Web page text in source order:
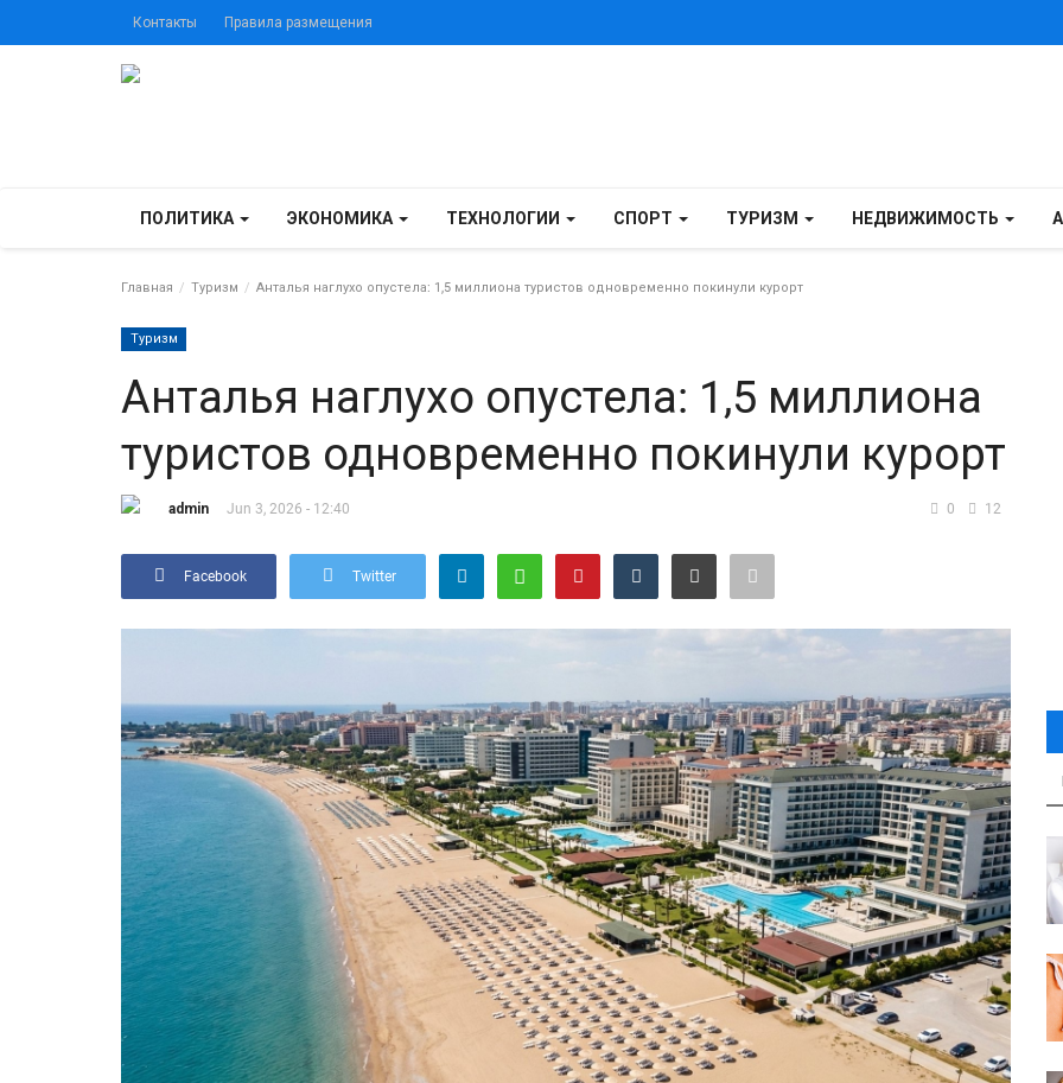
Контакты Правила размещения
ПОЛИТИКА ЭКОНОМИКА ТЕХНОЛОГИИ СПОРТ ТУРИЗМ НЕДВИЖИМОСТЬ
Главная Туризм Анталья наглухо опустела: 1,5 миллиона туристов одновременно покинули курорт
Туризм
Анталья наглухо опустела: 1,5 миллиона
туристов одновременно покинули курорт
admin Jun 3, 2026 - 12:40 0 12
Facebook Twitter